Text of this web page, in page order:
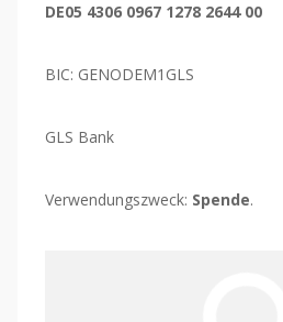
DE05 4306 0967 1278 2644 00
BIC: GENODEM1GLS
GLS Bank
Verwendungszweck: Spende.